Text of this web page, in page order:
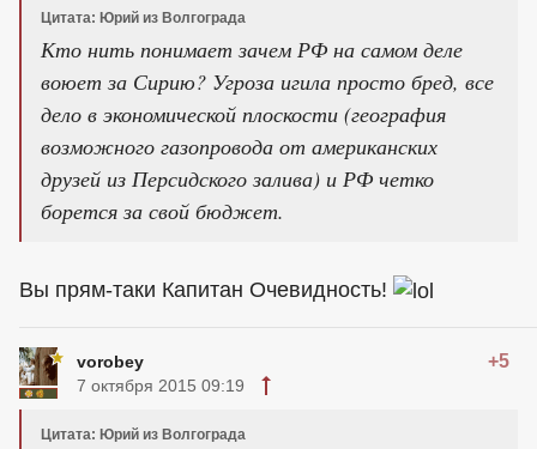
Цитата: Юрий из Волгограда
Кто нить понимает зачем РФ на самом деле
воюет за Сирию? Угроза игила просто бред, все
дело в экономической плоскости (география
возможного газопровода от американских
друзей из Персидского залива) и РФ четко
борется за свой бюджет.
Вы прям-таки Капитан Очевидность!
vorobey +5
7 октября 2015 09:19
Цитата: Юрий из Волгограда